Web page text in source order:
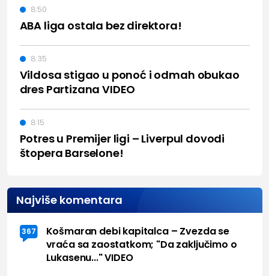
ABA liga ostala bez direktora!
8:50
Vildosa stigao u ponoć i odmah obukao
dres Partizana VIDEO
8:35
Potres u Premijer ligi – Liverpul dovodi
štopera Barselone!
8:15
Najviše komentara
367
Košmaran debi kapitalca – Zvezda se
vraća sa zaostatkom; "Da zaključimo o
Lukasenu..." VIDEO